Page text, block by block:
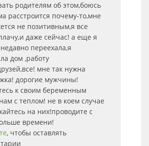
родителям об этом,боюсь
расстроится почему-то,мне
не позитивным,я все
даже сейчас! а еще я
переехала,я
дом ,работу
мне так нужна
дорогие мужчины!
к своим беременным
с теплом! не в коем случае
на них!проводите с
времени!
, чтобы оставлять